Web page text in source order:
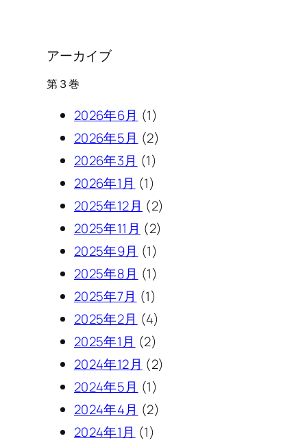
アーカイブ
第３巻
2026年6月 (1)
2026年5月 (2)
2026年3月 (1)
2026年1月 (1)
2025年12月 (2)
2025年11月 (2)
2025年9月 (1)
2025年8月 (1)
2025年7月 (1)
2025年2月 (4)
2025年1月 (2)
2024年12月 (2)
2024年5月 (1)
2024年4月 (2)
2024年1月 (1)